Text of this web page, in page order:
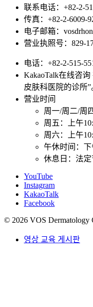
联系电话：+82-2-
传真：+82-2-6009-
电子邮箱：
营业执照号：829-
电话：+82-2-515-
KakaoTalk在线咨
皮肤科医院的诊所”
营业时间
周一/周二/周
周五：上午
周六：上午
午休时间：下
休息日：法定
YouTube
Instagram
KakaoTalk
Facebook
© 2026 VOS Dermatology
영상 교육 게시판